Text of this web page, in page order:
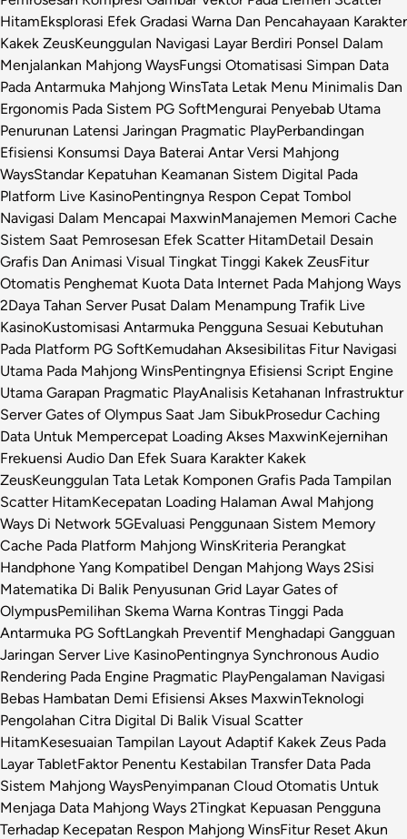
HitamEksplorasi Efek Gradasi Warna Dan Pencahayaan Karakter
Kakek ZeusKeunggulan Navigasi Layar Berdiri Ponsel Dalam
Menjalankan Mahjong WaysFungsi Otomatisasi Simpan Data
Pada Antarmuka Mahjong WinsTata Letak Menu Minimalis Dan
Ergonomis Pada Sistem PG SoftMengurai Penyebab Utama
Penurunan Latensi Jaringan Pragmatic PlayPerbandingan
Efisiensi Konsumsi Daya Baterai Antar Versi Mahjong
WaysStandar Kepatuhan Keamanan Sistem Digital Pada
Platform Live KasinoPentingnya Respon Cepat Tombol
Navigasi Dalam Mencapai MaxwinManajemen Memori Cache
Sistem Saat Pemrosesan Efek Scatter HitamDetail Desain
Grafis Dan Animasi Visual Tingkat Tinggi Kakek ZeusFitur
Otomatis Penghemat Kuota Data Internet Pada Mahjong Ways
2Daya Tahan Server Pusat Dalam Menampung Trafik Live
KasinoKustomisasi Antarmuka Pengguna Sesuai Kebutuhan
Pada Platform PG SoftKemudahan Aksesibilitas Fitur Navigasi
Utama Pada Mahjong WinsPentingnya Efisiensi Script Engine
Utama Garapan Pragmatic PlayAnalisis Ketahanan Infrastruktur
Server Gates of Olympus Saat Jam SibukProsedur Caching
Data Untuk Mempercepat Loading Akses MaxwinKejernihan
Frekuensi Audio Dan Efek Suara Karakter Kakek
ZeusKeunggulan Tata Letak Komponen Grafis Pada Tampilan
Scatter HitamKecepatan Loading Halaman Awal Mahjong
Ways Di Network 5GEvaluasi Penggunaan Sistem Memory
Cache Pada Platform Mahjong WinsKriteria Perangkat
Handphone Yang Kompatibel Dengan Mahjong Ways 2Sisi
Matematika Di Balik Penyusunan Grid Layar Gates of
OlympusPemilihan Skema Warna Kontras Tinggi Pada
Antarmuka PG SoftLangkah Preventif Menghadapi Gangguan
Jaringan Server Live KasinoPentingnya Synchronous Audio
Rendering Pada Engine Pragmatic PlayPengalaman Navigasi
Bebas Hambatan Demi Efisiensi Akses MaxwinTeknologi
Pengolahan Citra Digital Di Balik Visual Scatter
HitamKesesuaian Tampilan Layout Adaptif Kakek Zeus Pada
Layar TabletFaktor Penentu Kestabilan Transfer Data Pada
Sistem Mahjong WaysPenyimpanan Cloud Otomatis Untuk
Menjaga Data Mahjong Ways 2Tingkat Kepuasan Pengguna
Terhadap Kecepatan Respon Mahjong WinsFitur Reset Akun